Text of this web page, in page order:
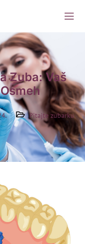
Zuba: Vaš
Pitajte zubarku